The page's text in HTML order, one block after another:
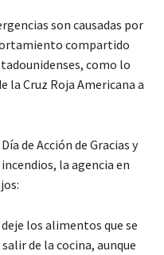
son causadas por
compartido
como lo
la Cruz Roja Americana a
de Acción de Gracias y
la agencia en
los alimentos que se
de la cocina, aunque